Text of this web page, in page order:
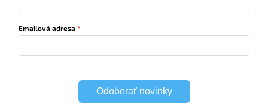
Emailová adresa
Odoberať novinky